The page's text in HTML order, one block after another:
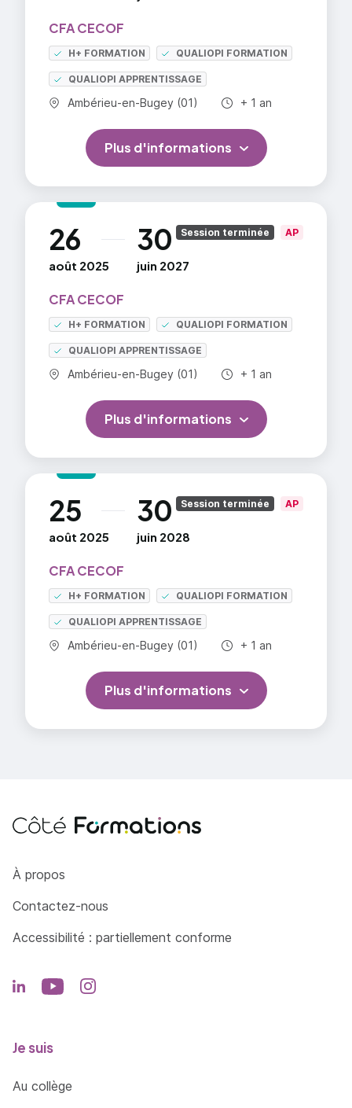
CFA CECOF
H+ FORMATION QUALIOPI FORMATION
QUALIOPI APPRENTISSAGE
Commune :
Ambérieu-en-Bugey (01) Durée totale :
+ 1 an
Plus d'informations
26
août 2025
au 30
juin 2027
CFA CECOF
H+ FORMATION QUALIOPI FORMATION
QUALIOPI APPRENTISSAGE
Commune :
Ambérieu-en-Bugey (01) Durée totale :
+ 1 an
Session terminée AP
Plus d'informations
25
août 2025
au 30
juin 2028
CFA CECOF
H+ FORMATION QUALIOPI FORMATION
QUALIOPI APPRENTISSAGE
Commune :
Ambérieu-en-Bugey (01) Durée totale :
+ 1 an
Session terminée AP
Plus d'informations
Côté Formations
À propos
Contactez-nous
Accessibilité : partiellement conforme
Je suis
Au collège